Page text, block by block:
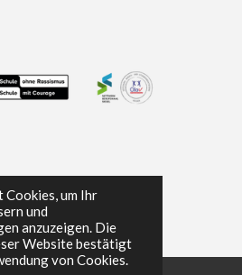
um Ihr
und
anzuzeigen. Die
Website bestätigt
von Cookies.